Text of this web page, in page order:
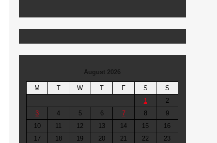
August 2026
M T W T F S
S
1
2
3
4 5 6 7 8
9
10
11 12 13 14 15
16
17
18 19 20 21 22
23